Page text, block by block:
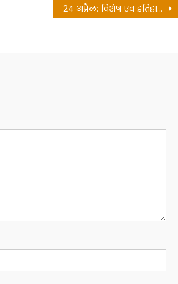
24 अप्रैल: विशेष एवं इतिहास के पन्नो में महत्व || भारतजन || BharatJan